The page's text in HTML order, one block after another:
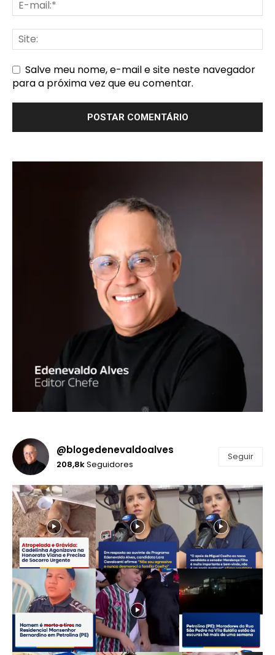
Salve meu nome, e-mail e site neste navegador
para a próxima vez que eu comentar.
@blogedenevaldoalves
208,8kSeguidores
Seguir